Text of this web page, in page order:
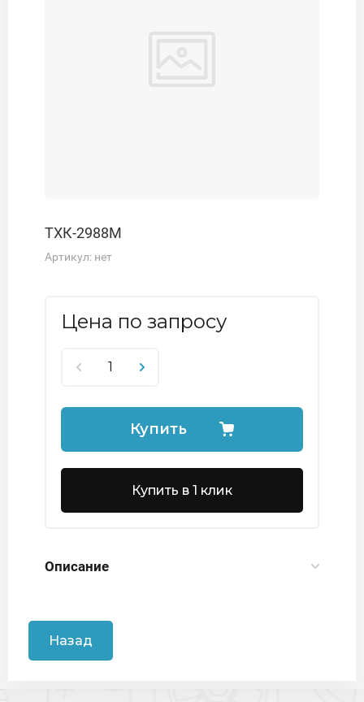
ТХК-2988М
Артикул: нет
Цена по запросу
Купить
Купить в 1 клик
Описание
Назад